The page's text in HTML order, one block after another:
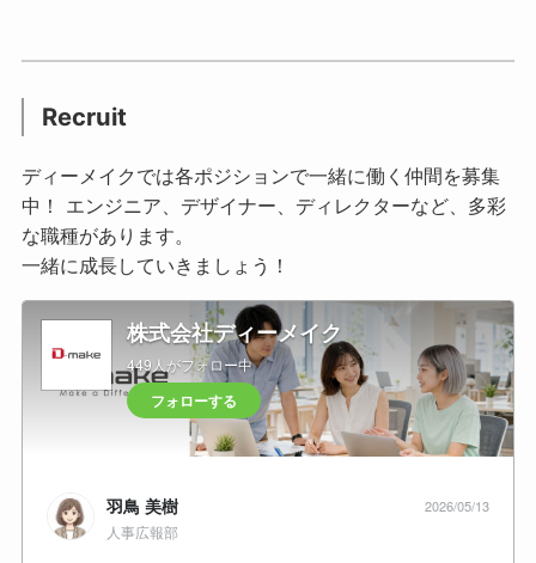
Recruit
ディーメイクでは各ポジションで一緒に働く仲間を募集
中！ エンジニア、デザイナー、ディレクターなど、多彩
な職種があります。
一緒に成長していきましょう！